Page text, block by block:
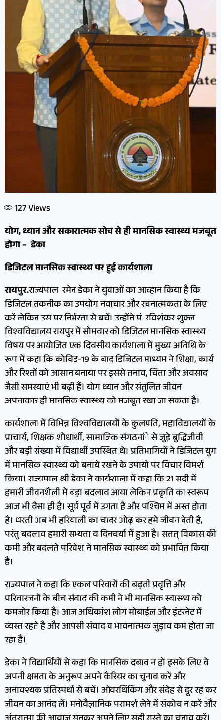
127Views
योग, ध्यान और सकारात्मक सोच से ही मानसिक स्वास्थ्य मजबूत
होगा – डेका
डिजिटल मानसिक स्वास्थ्य पर हुई कार्यशाला
रायपुर.राज्यपाल रमेन डेका ने युवाओं का आव्हान किया है कि
डिजिटल तकनीक का उपयोग नवाचार और रचनात्मकता के लिए
करें लेकिन उस पर निर्भरता से बचें। उन्होंने पं. रविशंकर शुक्ल
विश्वविद्यालय रायपुर में सोमवार को डिजिटल मानसिक स्वास्थ्य
विषय पर आयोजित एक दिवसीय कार्यशाला में मुख्य अतिथि के
रूप में कहा कि कोविड-19 के बाद डिजिटल माध्यम ने शिक्षा, कार्य
और रिश्तों को आसान बनाया पर इससे तनाव, चिंता और अवसाद
जैसी समस्याएं भी बढ़ी हैं। योग ध्यान और संतुलित जीवन
अपनाकार ही मानसिक स्वास्थ्य को मजबूत रखा जा सकता है।
कार्यशाला में विभिन्न विश्वविद्यालयों के कुलपति, महाविद्यालयों के
प्राचार्य, शिक्षक शोधार्थी, सामाजिक संगठनांे से जुड़े बुद्धिजीवी
और बड़ी संख्या में विद्यार्थी उपस्थित थे। प्रतिभागियों ने डिजिटल युग
में मानसिक स्वास्थ्य को बनाये रखने के उपायो पर विचार विमर्श
किया। राज्यपाल श्री डेका ने कार्यशाला में कहा कि 21 सदी में
हमारी जीवनशैली में बड़ा बदलाव आया लेकिन प्रकृति का स्वरूप
आज भी वैसा ही है। सूर्य पूर्व में उगता है और पश्चिम में अस्त होता
है। धरती अब भी हरियाली का चादर ओढ़ कर हमे जीवन देती है,
परंतु बदलाव हमारी सभ्यता व दिनचर्या में हुआ है। सतत् विकास की
कमी और बदलते परिवेश ने मानसिक स्वास्थ्य को प्रभावित किया
है।
राज्यपाल ने कहा कि एकल परिवारों की बढ़ती प्रवृत्ति और
परिवारजनों के बीच संवाद की कमी ने भी मानसिक स्वास्थ्य को
कमजोर किया है। आज अधिकांश लोग मोबाईल और इंटरनेट में
व्यस्त रहते है और आपसी संवाद व भावनात्मक जुड़ाव कम होता जा
रहा है।
डेका ने विद्यार्थियों से कहा कि मानसिक दबाव न हो इसके लिए वे
अपनी क्षमता के अनुरूप अपने कैरियर का चुनाव करें और
अनावश्यक प्रतिस्पर्धा से बचें। ओवरथिंकिंग और संदेह से दूर रह कर
जीवन का आनंद लें। मनोवैज्ञानिक परामर्श लेने में संकोच न करें और